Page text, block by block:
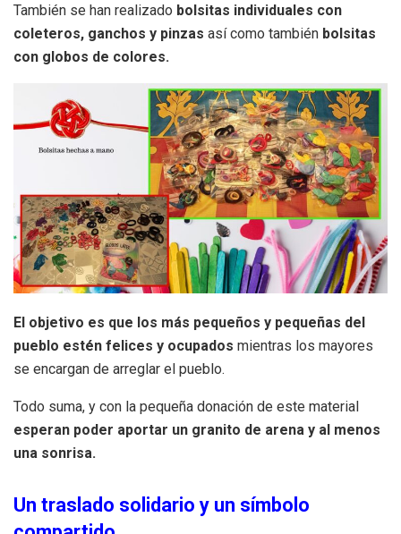
También se han realizado bolsitas individuales con
coleteros, ganchos y pinzas así como también bolsitas
con globos de colores.
El objetivo es que los más pequeños y pequeñas del
pueblo estén felices y ocupados mientras los mayores
se encargan de arreglar el pueblo.
Todo suma, y con la pequeña donación de este material
esperan poder aportar un granito de arena y al menos
una sonrisa.
Un traslado solidario y un símbolo